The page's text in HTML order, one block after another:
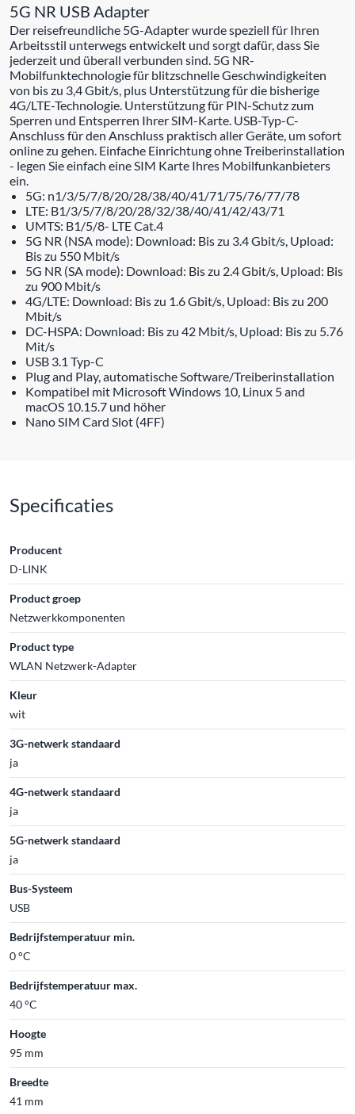
5G NR USB Adapter
Der reisefreundliche 5G-Adapter wurde speziell für Ihren
Arbeitsstil unterwegs entwickelt und sorgt dafür, dass Sie
jederzeit und überall verbunden sind. 5G NR-
Mobilfunktechnologie für blitzschnelle Geschwindigkeiten
von bis zu 3,4 Gbit/s, plus Unterstützung für die bisherige
4G/LTE-Technologie. Unterstützung für PIN-Schutz zum
Sperren und Entsperren Ihrer SIM-Karte. USB-Typ-C-
Anschluss für den Anschluss praktisch aller Geräte, um sofort
online zu gehen. Einfache Einrichtung ohne Treiberinstallation
- legen Sie einfach eine SIM Karte Ihres Mobilfunkanbieters
ein.
5G: n1/3/5/7/8/20/28/38/40/41/71/75/76/77/78
LTE: B1/3/5/7/8/20/28/32/38/40/41/42/43/71
UMTS: B1/5/8- LTE Cat.4
5G NR (NSA mode): Download: Bis zu 3.4 Gbit/s, Upload:
Bis zu 550 Mbit/s
5G NR (SA mode): Download: Bis zu 2.4 Gbit/s, Upload: Bis
zu 900 Mbit/s
4G/LTE: Download: Bis zu 1.6 Gbit/s, Upload: Bis zu 200
Mbit/s
DC-HSPA: Download: Bis zu 42 Mbit/s, Upload: Bis zu 5.76
Mit/s
USB 3.1 Typ-C
Plug and Play, automatische Software/Treiberinstallation
Kompatibel mit Microsoft Windows 10, Linux 5 and
macOS 10.15.7 und höher
Nano SIM Card Slot (4FF)
Specificaties
Producent
D-LINK
Product groep
Netzwerkkomponenten
Product type
WLAN Netzwerk-Adapter
Kleur
wit
3G-netwerk standaard
ja
4G-netwerk standaard
ja
5G-netwerk standaard
ja
Bus-Systeem
USB
Bedrijfstemperatuur min.
0 °C
Bedrijfstemperatuur max.
40 °C
Hoogte
95 mm
Breedte
41 mm